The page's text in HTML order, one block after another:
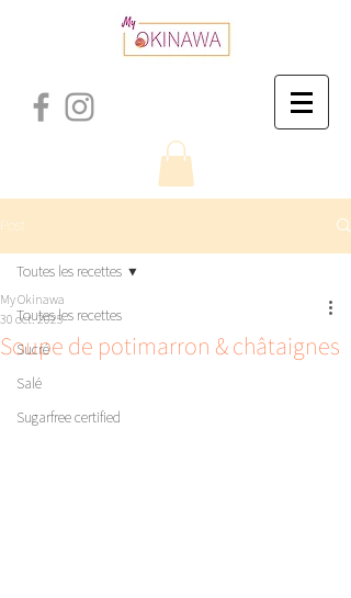
Post
Toutes les recettes
Sucré
Salé
Sugarfree certified
Toutes les recettes
Soupe de potimarron & châtaignes
My Okinawa
30 oct. 2025